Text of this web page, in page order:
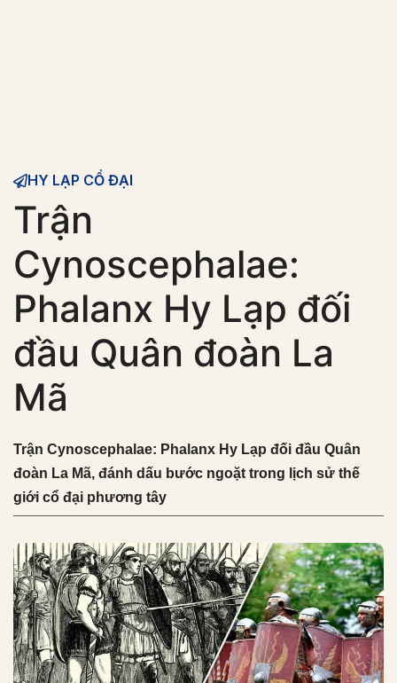
HY LẠP CỔ ĐẠI
Trận
Cynoscephalae:
Phalanx Hy Lạp đối
đầu Quân đoàn La
Mã
Trận Cynoscephalae: Phalanx Hy Lạp đối đầu Quân
đoàn La Mã, đánh dấu bước ngoặt trong lịch sử thế
giới cổ đại phương tây